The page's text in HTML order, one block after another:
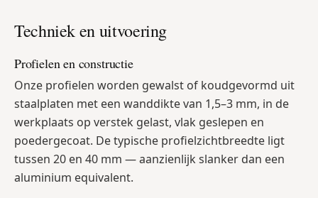
Techniek en uitvoering
Profielen en constructie
Onze profielen worden gewalst of koudgevormd uit
staalplaten met een wanddikte van 1,5–3 mm, in de
werkplaats op verstek gelast, vlak geslepen en
poedergecoat. De typische profielzichtbreedte ligt
tussen 20 en 40 mm — aanzienlijk slanker dan een
aluminium equivalent.